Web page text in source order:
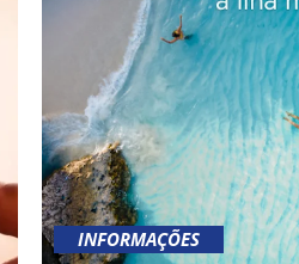
INFORMAÇÕES